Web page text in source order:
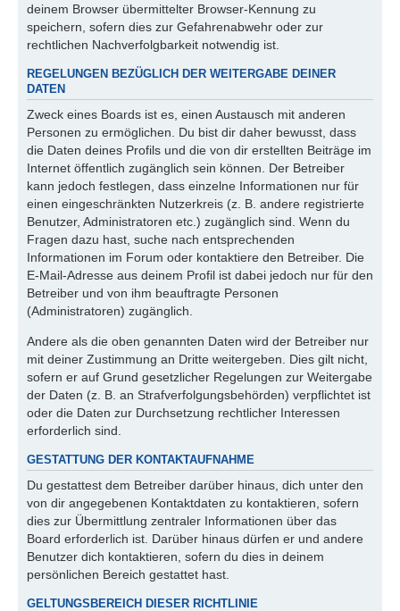
deinem Browser übermittelter Browser-Kennung zu
speichern, sofern dies zur Gefahrenabwehr oder zur
rechtlichen Nachverfolgbarkeit notwendig ist.
REGELUNGEN BEZÜGLICH DER WEITERGABE DEINER
DATEN
Zweck eines Boards ist es, einen Austausch mit anderen
Personen zu ermöglichen. Du bist dir daher bewusst, dass
die Daten deines Profils und die von dir erstellten Beiträge im
Internet öffentlich zugänglich sein können. Der Betreiber
kann jedoch festlegen, dass einzelne Informationen nur für
einen eingeschränkten Nutzerkreis (z. B. andere registrierte
Benutzer, Administratoren etc.) zugänglich sind. Wenn du
Fragen dazu hast, suche nach entsprechenden
Informationen im Forum oder kontaktiere den Betreiber. Die
E-Mail-Adresse aus deinem Profil ist dabei jedoch nur für den
Betreiber und von ihm beauftragte Personen
(Administratoren) zugänglich.
Andere als die oben genannten Daten wird der Betreiber nur
mit deiner Zustimmung an Dritte weitergeben. Dies gilt nicht,
sofern er auf Grund gesetzlicher Regelungen zur Weitergabe
der Daten (z. B. an Strafverfolgungsbehörden) verpflichtet ist
oder die Daten zur Durchsetzung rechtlicher Interessen
erforderlich sind.
GESTATTUNG DER KONTAKTAUFNAHME
Du gestattest dem Betreiber darüber hinaus, dich unter den
von dir angegebenen Kontaktdaten zu kontaktieren, sofern
dies zur Übermittlung zentraler Informationen über das
Board erforderlich ist. Darüber hinaus dürfen er und andere
Benutzer dich kontaktieren, sofern du dies in deinem
persönlichen Bereich gestattet hast.
GELTUNGSBEREICH DIESER RICHTLINIE